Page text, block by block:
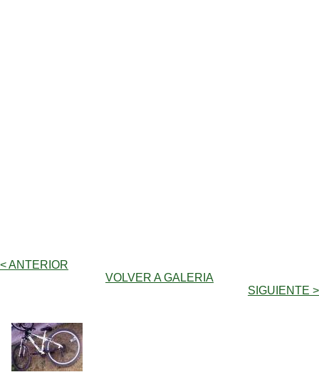
< ANTERIOR
VOLVER A GALERIA
SIGUIENTE >